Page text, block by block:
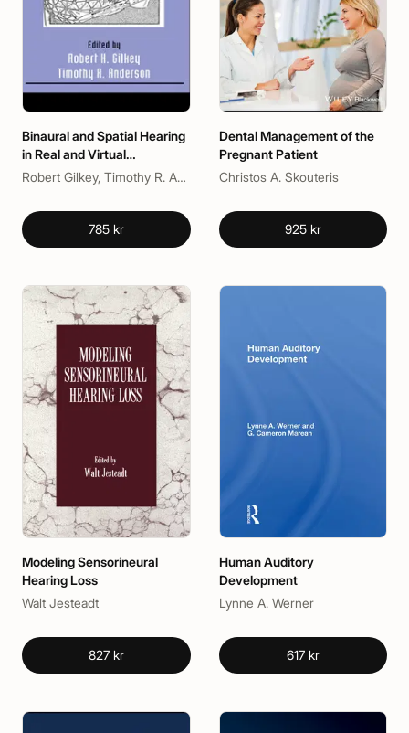
Binaural and Spatial Hearing
in Real and Virtual
Environments
Robert Gilkey, Timothy R. Anderson
785 kr
Dental Management of the
Pregnant Patient
Christos A. Skouteris
925 kr
Modeling Sensorineural
Hearing Loss
Walt Jesteadt
827 kr
Human Auditory
Development
Lynne A. Werner
617 kr